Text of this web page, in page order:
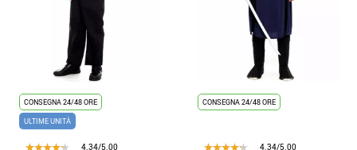
CONSEGNA 24/48 ORE
ULTIME UNITÀ
4.34/5.00
CONSEGNA 24/48 ORE
4.34/5.00